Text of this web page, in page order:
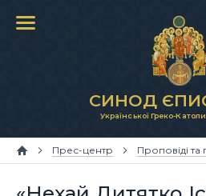
СИНОД
Української Греко-
Прес-центр Проповіді